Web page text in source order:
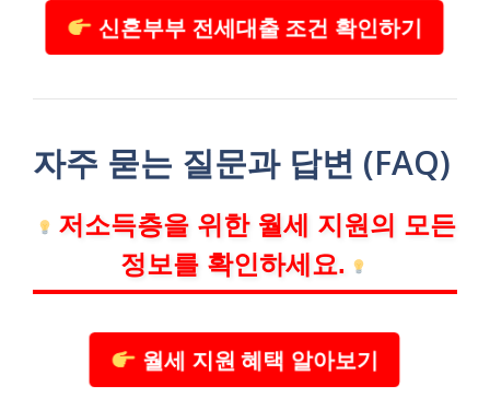
신혼부부 전세대출 조건 확인하기
자주 묻는 질문과 답변 (FAQ)
저소득층을 위한 월세 지원의 모든
정보를 확인하세요.
월세 지원 혜택 알아보기